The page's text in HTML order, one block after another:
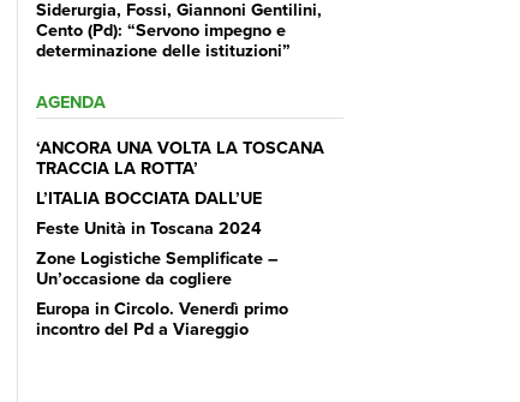
Siderurgia, Fossi, Giannoni Gentilini,
Cento (Pd): “Servono impegno e
determinazione delle istituzioni”
AGENDA
‘ANCORA UNA VOLTA LA TOSCANA
TRACCIA LA ROTTA’
L’ITALIA BOCCIATA DALL’UE
Feste Unità in Toscana 2024
Zone Logistiche Semplificate –
Un’occasione da cogliere
Europa in Circolo. Venerdì primo
incontro del Pd a Viareggio